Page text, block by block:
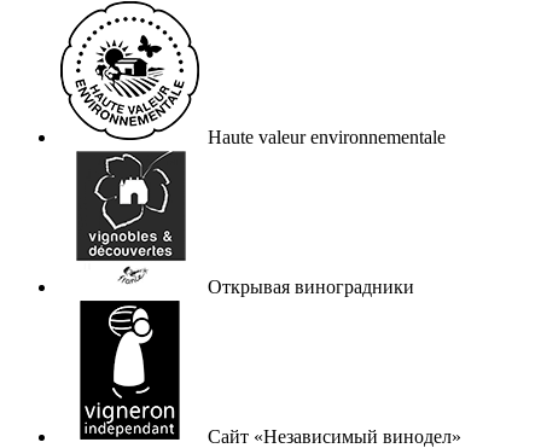
Haute valeur environnementale
Открывая виноградники
Сайт «Независимый винодел»